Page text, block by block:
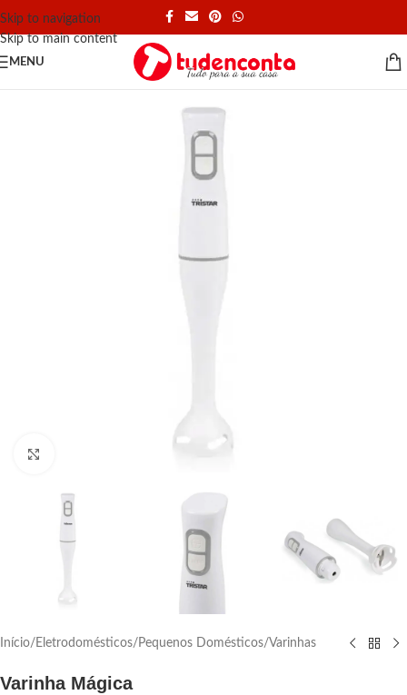
Skip to navigation
Skip to main content
MENU
Início/ Eletrodomésticos/ Pequenos Domésticos/Varinhas
Varinha Mágica